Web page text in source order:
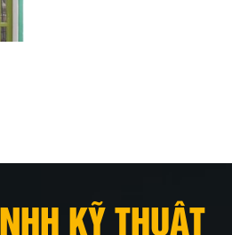
KỸ THUẬT